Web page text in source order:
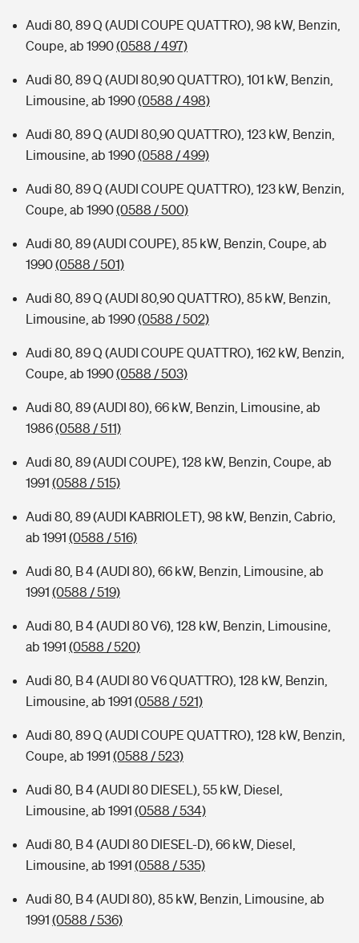
Audi 80, 89 Q (AUDI COUPE QUATTRO), 98 kW, Benzin,
Coupe, ab 1990(0588 / 497)
Audi 80, 89 Q (AUDI 80,90 QUATTRO), 101 kW, Benzin,
Limousine, ab 1990(0588 / 498)
Audi 80, 89 Q (AUDI 80,90 QUATTRO), 123 kW, Benzin,
Limousine, ab 1990(0588 / 499)
Audi 80, 89 Q (AUDI COUPE QUATTRO), 123 kW, Benzin,
Coupe, ab 1990(0588 / 500)
Audi 80, 89 (AUDI COUPE), 85 kW, Benzin, Coupe, ab
1990(0588 / 501)
Audi 80, 89 Q (AUDI 80,90 QUATTRO), 85 kW, Benzin,
Limousine, ab 1990(0588 / 502)
Audi 80, 89 Q (AUDI COUPE QUATTRO), 162 kW, Benzin,
Coupe, ab 1990(0588 / 503)
Audi 80, 89 (AUDI 80), 66 kW, Benzin, Limousine, ab
1986(0588 / 511)
Audi 80, 89 (AUDI COUPE), 128 kW, Benzin, Coupe, ab
1991 (0588 / 515)
Audi 80, 89 (AUDI KABRIOLET), 98 kW, Benzin, Cabrio,
ab 1991 (0588 / 516)
Audi 80, B 4 (AUDI 80), 66 kW, Benzin, Limousine, ab
1991 (0588 / 519)
Audi 80, B 4 (AUDI 80 V6), 128 kW, Benzin, Limousine,
ab 1991 (0588 / 520)
Audi 80, B 4 (AUDI 80 V6 QUATTRO), 128 kW, Benzin,
Limousine, ab 1991 (0588 / 521)
Audi 80, 89 Q (AUDI COUPE QUATTRO), 128 kW, Benzin,
Coupe, ab 1991 (0588 / 523)
Audi 80, B 4 (AUDI 80 DIESEL), 55 kW, Diesel,
Limousine, ab 1991 (0588 / 534)
Audi 80, B 4 (AUDI 80 DIESEL-D), 66 kW, Diesel,
Limousine, ab 1991 (0588 / 535)
Audi 80, B 4 (AUDI 80), 85 kW, Benzin, Limousine, ab
1991 (0588 / 536)